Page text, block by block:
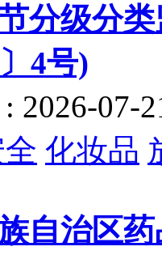
分级分
4号)
2026-07-
化妆品
族自治区